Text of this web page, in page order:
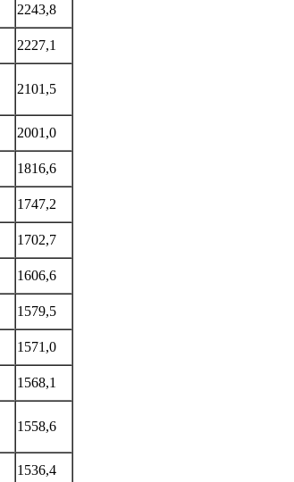
2243,8
2227,1
2101,5
2001,0
1816,6
1747,2
1702,7
1606,6
1579,5
1571,0
1568,1
1558,6
1536,4